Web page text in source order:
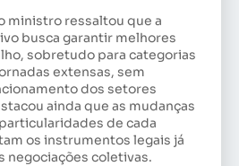
ministro ressaltou que a
busca garantir melhores
sobretudo para categorias
extensas, sem
dos setores
ainda que as mudanças
de cada
os instrumentos legais já
negociações coletivas.